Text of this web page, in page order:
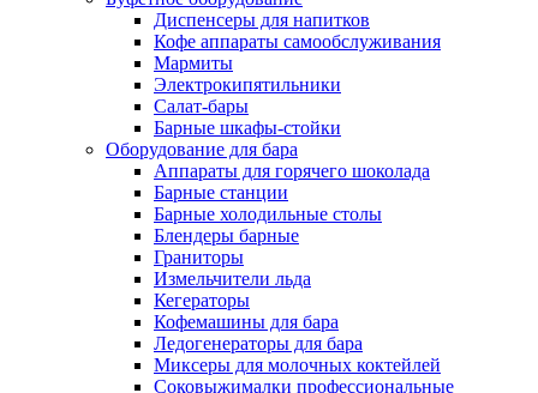
Диспенсеры для напитков
Кофе аппараты самообслуживания
Мармиты
Электрокипятильники
Cалат-бары
Барные шкафы-стойки
Оборудование для бара
Аппараты для горячего шоколада
Барные станции
Барные холодильные столы
Блендеры барные
Граниторы
Измельчители льда
Кегераторы
Кофемашины для бара
Ледогенераторы для бара
Миксеры для молочных коктейлей
Соковыжималки профессиональные